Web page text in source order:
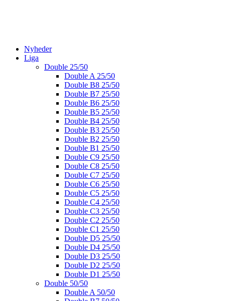
Nyheder
Liga
Double 25/50
Double A 25/50
Double B8 25/50
Double B7 25/50
Double B6 25/50
Double B5 25/50
Double B4 25/50
Double B3 25/50
Double B2 25/50
Double B1 25/50
Double C9 25/50
Double C8 25/50
Double C7 25/50
Double C6 25/50
Double C5 25/50
Double C4 25/50
Double C3 25/50
Double C2 25/50
Double C1 25/50
Double D5 25/50
Double D4 25/50
Double D3 25/50
Double D2 25/50
Double D1 25/50
Double 50/50
Double A 50/50